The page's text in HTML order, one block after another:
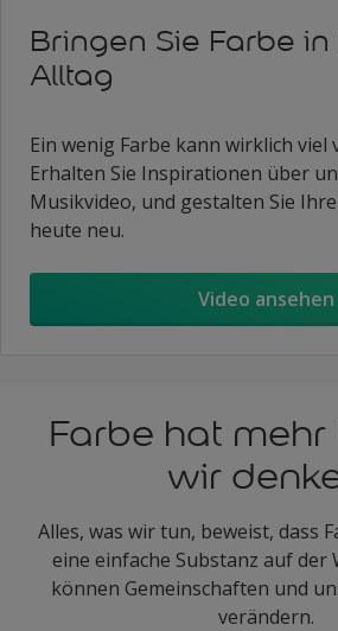
Bringen Sie Farbe in
Alltag
Ein wenig Farbe kann wirklich viel
Erhalten Sie Inspirationen über
Musikvideo, und gestalten Sie
heute neu.
Video ansehen
Farbe hat mehr
wir
Alles, was wir tun, beweist, dass
eine einfache Substanz auf der
können Gemeinschaften und
verändern.